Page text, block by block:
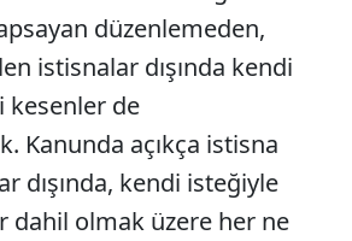
düzenlemeden,
istisnalar dışında kendi
kesenler de
Kanunda açıkça istisna
dışında, kendi isteğiyle
dahil olmak üzere her ne